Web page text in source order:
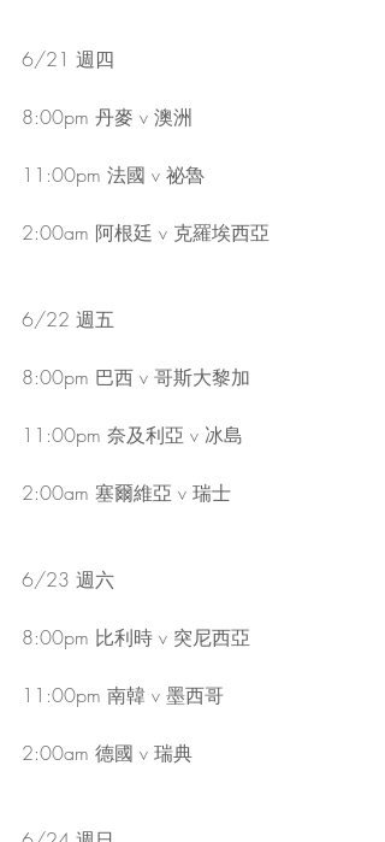
6/21 週四
8:00pm 丹麥 v 澳洲
11:00pm 法國 v 祕魯
2:00am 阿根廷 v 克羅埃西亞
6/22 週五
8:00pm 巴西 v 哥斯大黎加
11:00pm 奈及利亞 v 冰島
2:00am 塞爾維亞 v 瑞士
6/23 週六
8:00pm 比利時 v 突尼西亞
11:00pm 南韓 v 墨西哥
2:00am 德國 v 瑞典